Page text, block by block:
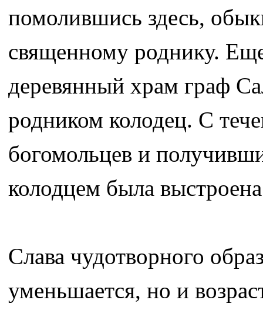
помолившись здесь,
священному роднику.
деревянный храм граф
родником колодец. С
богомольцев и
колодцем была
Слава чудотворного
уменьшается, но и